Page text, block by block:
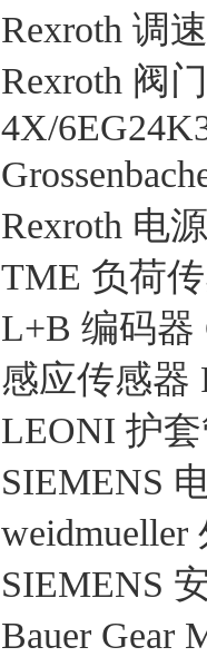
Rexroth 调
Rexroth 阀
4X/
Rexroth 电
TME 负荷
L+B 编码器
感应传感器
LEONI 护
SIEMENS
weidmueller
SIEMENS
Bauer Gear